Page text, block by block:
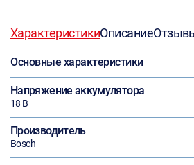
ХарактеристикиОписание
Основные характеристики
Напряжение аккумулятора
18 В
Производитель
Bosch